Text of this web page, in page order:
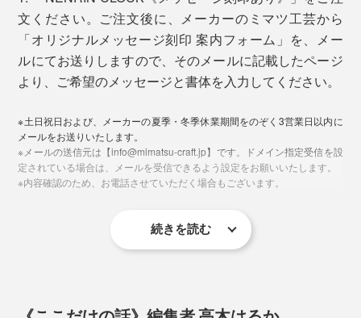
写真左は「 YAGASURI（矢絣） 」。右は、本品の「HAMON（波紋）」
贈る相手を想って、模様にこめられた願いから選べま
本品「HAMON（波紋）」は、途切れることのない
「波」がモチーフ。「いつまでも穏やかな暮しが続くよ
うに」という願いが込められた、古来からの吉祥文様
ミマツ工芸の2代目社長、實松英樹（さねまつ・ひでき）さん
「家具のパーツは売れていたけれど、私たちは、タン
スやテーブルを買ったお客さんの顔を知りません。
そして、この地域に木工所は多いけれど、おたがい、何
をつくっているかを知りません。それがずっと普通でし
た。
でも、やっぱり、自分たちの仕事を、まわりに知っても
らいたいし、買ってくれた人の顔や声を知りたい」
文ください。ご注文後に、メーカーのミマツ工芸から
「オリジナルメッセージ刻印 案内フォーム」を、メー
ルにてお送りしますので、そのメールに記載したページ
より、ご希望のメッセージと書体を入力してください。
※土日祝日および、メーカーの夏季・冬季休業期間をのぞく3営業日以内に
メールをお送りいたします。
※メールの送信元は【info@mimatsu-craft.jp】です。ドメイン指定受信を設
定されている場合は、メールを受信できるよう設定をお願いいたします。
※内容確認のため、お電話させていただく場合もございます。
2. フォーム入力後、再度メールにて、文字とレイアウト
ウト確定後はキャンセル・変更はできません。
続きを読む
《ここだけの話》編集者 高木はるか